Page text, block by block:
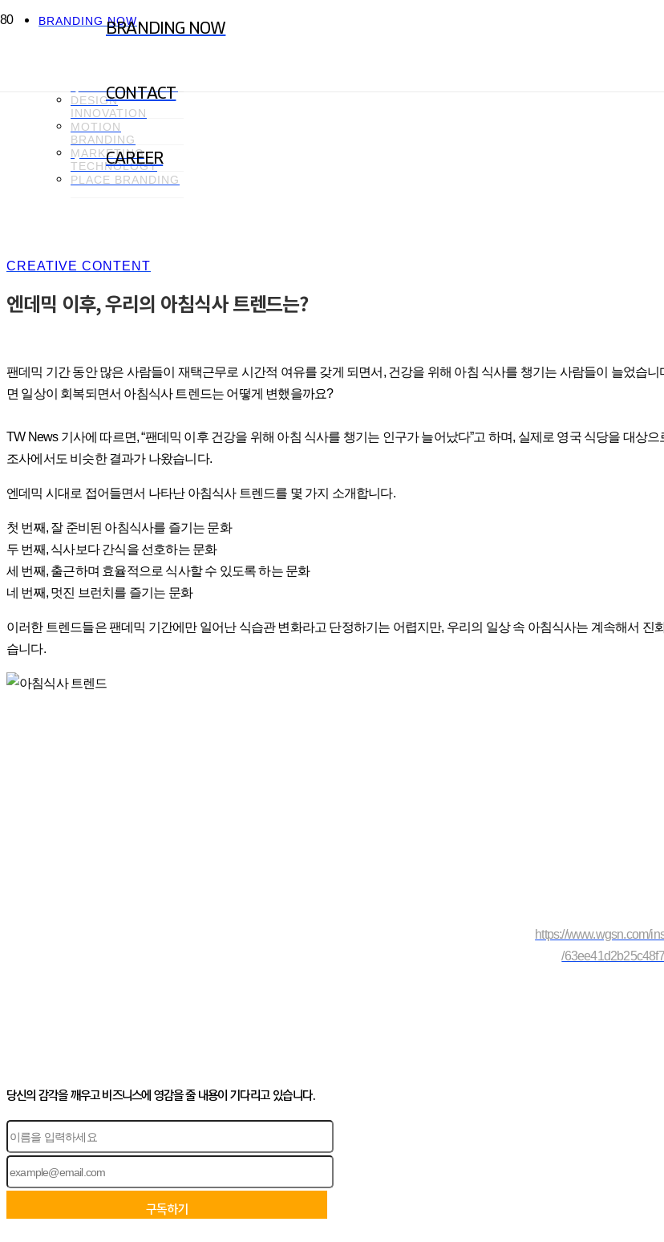
BRANDING NOW
CONTACT
CAREER
BRANDING NOW
COMMUNICATION
DESIGN
INNOVATION
MOTION
BRANDING
MARKETING
TECHNOLOGY
PLACE BRANDING
CREATIVE CONTENT
엔데믹 이후, 우리의 아침식사 트렌드는?
팬데믹 기간 동안 많은 사람들이 재택근무로 시간적 여유를 갖게 되면서, 건강을 위해 아침 식사를 챙기는 사람들이 늘었습니
면 일상이 회복되면서 아침식사 트렌드는 어떻게 변했을까요?
TW News 기사에 따르면, “팬데믹 이후 건강을 위해 아침 식사를 챙기는 인구가 늘어났다”고 하며, 실제로 영국 식당을 대상으
조사에서도 비슷한 결과가 나왔습니다.
엔데믹 시대로 접어들면서 나타난 아침식사 트렌드를 몇 가지 소개합니다.
첫 번째, 잘 준비된 아침식사를 즐기는 문화
두 번째, 식사보다 간식을 선호하는 문화
세 번째, 출근하며 효율적으로 식사할 수 있도록 하는 문화
네 번째, 멋진 브런치를 즐기는 문화
이러한 트렌드들은 팬데믹 기간에만 일어난 식습관 변화라고 단정하기는 어렵지만, 우리의 일상 속 아침식사는 계속해서 진
습니다.
https://www.wgsn.com/
/
당신의 감각을 깨우고 비즈니스에 영감을 줄 내용이 기다리고 있습니다.